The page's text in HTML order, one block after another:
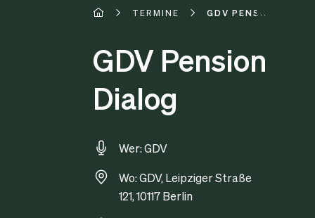
TERMINE GDV PENSION
GDV Pension
Dialog
Wer: GDV
Wo: GDV, Leipziger Straße
121, 10117 Berlin